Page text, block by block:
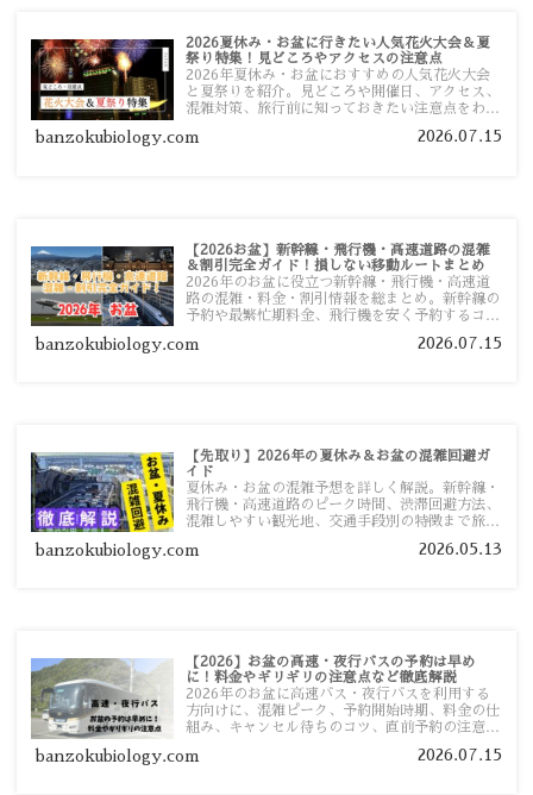
2026夏休み・お盆に行きたい人気花火大会＆夏
祭り特集！見どころやアクセスの注意点
2026年夏休み・お盆におすすめの人気花火大会
と夏祭りを紹介。見どころや開催日、アクセス、
混雑対策、旅行前に知っておきたい注意点をわか
banzokubiology.com 2026.07.15
【2026お盆】新幹線・飛行機・高速道路の混雑
＆割引完全ガイド！損しない移動ルートまとめ
2026年のお盆に役立つ新幹線・飛行機・高速道
路の混雑・料金・割引情報を総まとめ。新幹線の
予約や最繁忙期料金、飛行機を安く予約するコ
い移動方法を分かりやすく解説します。
banzokubiology.com 2026.07.15
【先取り】2026年の夏休み＆お盆の混雑回避ガ
イド
夏休み・お盆の混雑予想を詳しく解説。新幹線・
飛行機・高速道路のピーク時間、渋滞回避方法、
混雑しやすい観光地、交通手段別の特徴まで旅行
banzokubiology.com 2026.05.13
【2026】お盆の高速・夜行バスの予約は早め
に！料金やギリギリの注意点など徹底解説
2026年のお盆に高速バス・夜行バスを利用する
方向けに、混雑ピーク、予約開始時期、料金の仕
組み、キャンセル待ちのコツ、直前予約の注意点
banzokubiology.com 2026.07.15